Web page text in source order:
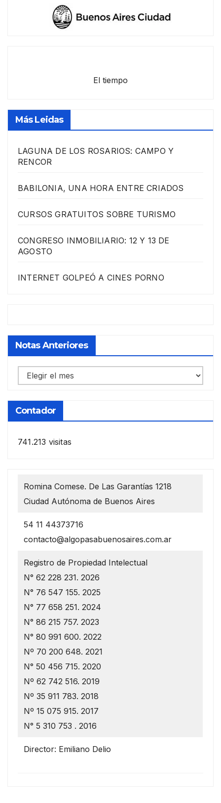
El tiempo
Más Leidas
LAGUNA DE LOS ROSARIOS: CAMPO Y
RENCOR
BABILONIA, UNA HORA ENTRE CRIADOS
CURSOS GRATUITOS SOBRE TURISMO
CONGRESO INMOBILIARIO: 12 Y 13 DE
AGOSTO
INTERNET GOLPEÓ A CINES PORNO
Notas Anteriores
Notas
anteriores
Contador
741.213 visitas
Romina Comese. De Las Garantías 1218
Ciudad Autónoma de Buenos Aires
54 11 44373716
contacto@algopasabuenosaires.com.ar
Registro de Propiedad Intelectual
N° 62 228 231. 2026
N° 76 547 155. 2025
N° 77 658 251. 2024
N° 86 215 757. 2023
N° 80 991 600. 2022
Nº 70 200 648. 2021
N° 50 456 715. 2020
Nº 62 742 516. 2019
Nº 35 911 783. 2018
Nº 15 075 915. 2017
N° 5 310 753 . 2016
Director: Emiliano Delio